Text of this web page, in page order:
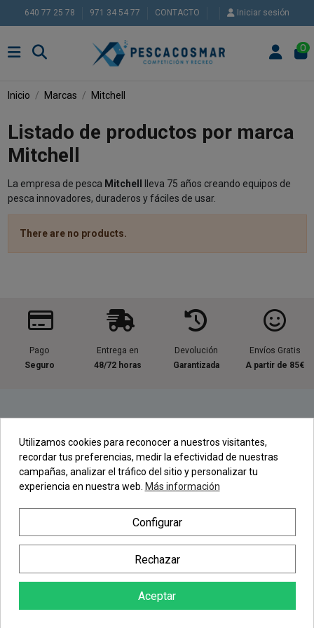
640 77 25 78 971 34 54 77 CONTACTO Iniciar sesión
0
Inicio Marcas Mitchell
Listado de productos por marca
Mitchell
La empresa de pesca Mitchell
lleva 75 años creando equipos de
pesca innovadores, duraderos y fáciles de usar.
There are no products.
Pago
Seguro
Entrega en
48/72 horas
Devolución
Garantizada
Envíos Gratis
A partir de 85€
Contacta con nosotros
Regístrate en nuestra Newsletter
Newsletter
Utilizamos cookies para reconocer a nuestros visitantes,
recordar tus preferencias, medir la efectividad de nuestras
campañas, analizar el tráfico del sitio y personalizar tu
experiencia en nuestra web. Más información
Configurar
Rechazar
Aceptar